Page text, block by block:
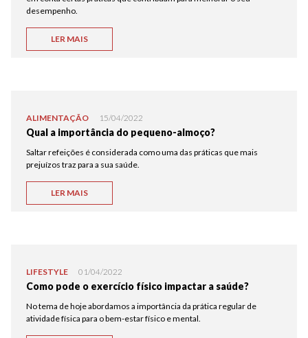
desempenho.
LER MAIS
ALIMENTAÇÃO 15/04/2022
Qual a importância do pequeno-almoço?
Saltar refeições é considerada como uma das práticas que mais
prejuízos traz para a sua saúde.
LER MAIS
LIFESTYLE 01/04/2022
Como pode o exercício físico impactar a saúde?
No tema de hoje abordamos a importância da prática regular de
atividade física para o bem-estar físico e mental.